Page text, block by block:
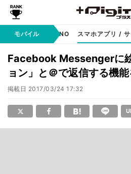
モバイル
携帯キャリア MVNO スマホアプリ / サ
Facebook Messengerに
ョン」と＠で返信する機
掲載日 2017/03/24 17:32